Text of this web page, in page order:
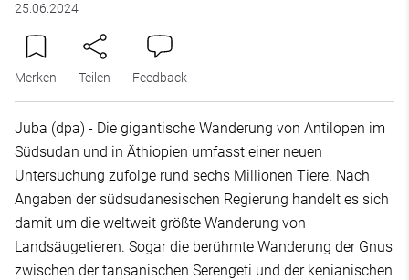
25.06.2024
Merken Teilen Feedback
Juba (dpa) - Die gigantische Wanderung von Antilopen im
Südsudan und in Äthiopien umfasst einer neuen
Untersuchung zufolge rund sechs Millionen Tiere. Nach
Angaben der südsudanesischen Regierung handelt es sich
damit um die weltweit größte Wanderung von
Landsäugetieren. Sogar die berühmte Wanderung der Gnus
zwischen der tansanischen Serengeti und der kenianischen